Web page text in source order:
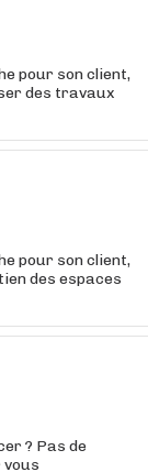
pour son client,
des travaux
pour son client,
des espaces
? Pas de
vous